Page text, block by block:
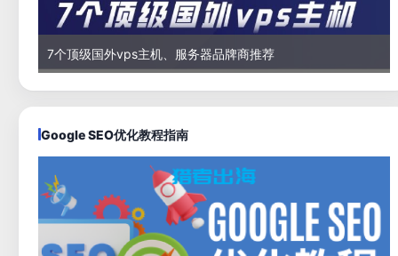
7个顶级国外vps主机、服务器品牌商推荐
Google SEO优化教程指南